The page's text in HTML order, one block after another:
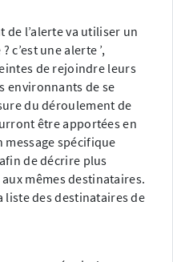
de l’alerte va utiliser un
c’est une alerte ’,
de rejoindre leurs
environnants de se
du déroulement de
être apportées en
spécifique
de décrire plus
mêmes destinataires.
liste des destinataires de